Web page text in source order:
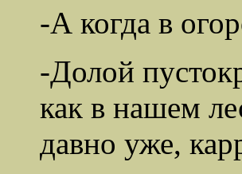
-А когда в
-Долой
как в нашем
давно уже,